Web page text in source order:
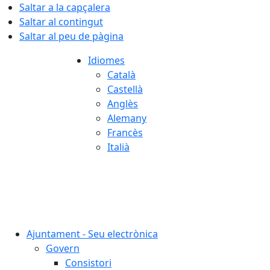
Saltar a la capçalera
Saltar al contingut
Saltar al peu de pàgina
Idiomes
Català
Castellà
Anglès
Alemany
Francès
Italià
Ajuntament - Seu electrònica
Govern
Consistori